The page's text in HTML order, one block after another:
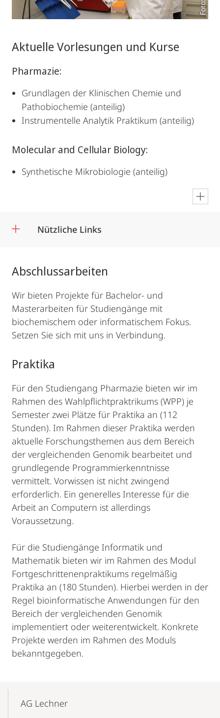
Aktuelle Vorlesungen und Kurse
Pharmazie:
Grundlagen der Klinischen Chemie und
Pathobiochemie (anteilig)
Instrumentelle Analytik Praktikum (anteilig)
Molecular and Cellular Biology:
Synthetische Mikrobiologie (anteilig)
Nützliche Links
Abschlussarbeiten
Wir bieten Projekte für Bachelor- und
Masterarbeiten für Studiengänge mit
biochemischem oder informatischem Fokus.
Setzen Sie sich mit uns in Verbindung.
Praktika
Für den Studiengang Pharmazie bieten wir im
Rahmen des Wahlpflichtpraktrikums (WPP) je
Semester zwei Plätze für Praktika an (112
Stunden). Im Rahmen dieser Praktika werden
aktuelle Forschungsthemen aus dem Bereich
der vergleichenden Genomik bearbeitet und
grundlegende Programmierkenntnisse
vermittelt. Vorwissen ist nicht zwingend
erforderlich. Ein generelles Interesse für die
Arbeit an Computern ist allerdings
Voraussetzung.
Für die Studiengänge Informatik und
Mathematik bieten wir im Rahmen des Modul
Fortgeschrittenenpraktikums regelmäßig
Praktika an (180 Stunden). Hierbei werden in der
Regel bioinformatische Anwendungen für den
Bereich der vergleichenden Genomik
implementiert oder weiterentwickelt. Konkrete
Projekte werden im Rahmen des Moduls
bekanntgegeben.
NavigationAG Lechner